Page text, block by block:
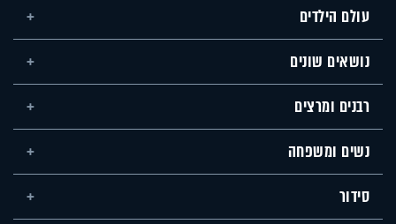
עולם הילדים
נושאים שונים
רבנים ומרצים
נשים ומשפחה
סידור